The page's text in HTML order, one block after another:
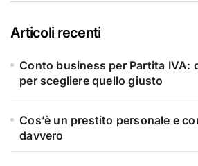
Articoli recenti
Conto business per Partita IVA:
per scegliere quello giusto
Cos’è un prestito personale e
davvero